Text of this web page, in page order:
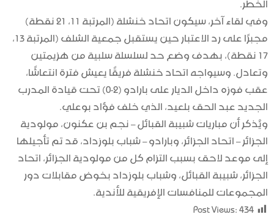
وفي لقاء آخر، سيكون اتحاد خنشلة (المرتبة 11، 21 نقطة)
مجبرًا على رد الاعتبار حين يستقبل جمعية الشلف (المرتبة 13،
17 نقطة)، بهدف وضع حد لسلسلة سلبية من هزيمتين
وتعادل. وسيواجه اتحاد خنشلة فريقًا يعيش فترة انتعاشًا،
عقب فوزه داخل الديار على بارادو (2-0) تحت قيادة المدرب
الجديد عبد الحق بلعيد، الذي خلف فؤاد بوعلي.
ويُذكر أن مباريات شبيبة القبائل – نجم بن عكنون، مولودية
الجزائر – اتحاد الجزائر، وبارادو – شباب بلوزداد، قد تم تأجيلها
إلى موعد لاحق بسبب التزام كل من مولودية الجزائر، اتحاد
الجزائر، شبيبة القبائل، وشباب بلوزداد بخوض مقابلات دور
المجموعات للمنافسات الإفريقية للأندية.
Post Views:434